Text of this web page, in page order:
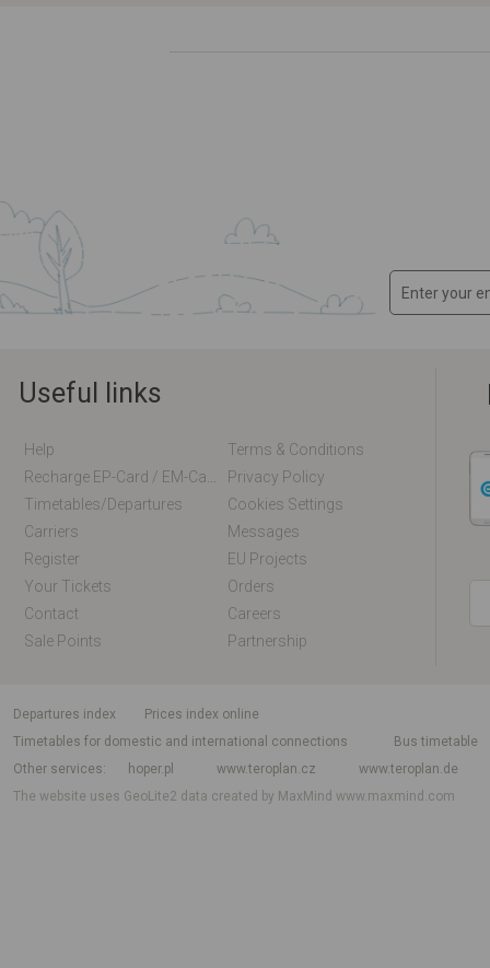
Useful links
Help
Terms & Conditions
Privacy Policy
Timetables/departures
Cookies Settings
Carriers
Messages
Register
EU Projects
Your Tickets
Orders
Contact
Careers
Sale Points
Partnership
departures index
Prices index online
Timetables for domestic and international connections
Bus timetable
Other services
hoper.pl www.teroplan.cz
www.teroplan.de
The website uses GeoLite2 data created by MaxMindwww.maxmind.com